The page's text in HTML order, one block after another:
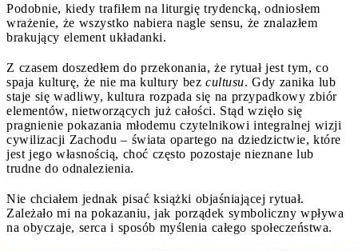
Podobnie, kiedy trafiłem na liturgię trydencką, odniosłem
wrażenie, że wszystko nabiera nagle sensu, że znalazłem
brakujący element układanki.
Z czasem doszedłem do przekonania, że rytuał jest tym, co
spaja kulturę, że nie ma kultury bez cultusu. Gdy zanika lub
staje się wadliwy, kultura rozpada się na przypadkowy zbiór
elementów, nietworzących już całości. Stąd wzięło się
pragnienie pokazania młodemu czytelnikowi integralnej wizji
cywilizacji Zachodu – świata opartego na dziedzictwie, które
jest jego własnością, choć często pozostaje nieznane lub
trudne do odnalezienia.
Nie chciałem jednak pisać książki objaśniającej rytuał.
Zależało mi na pokazaniu, jak porządek symboliczny wpływa
na obyczaje, serca i sposób myślenia całego społeczeństwa.